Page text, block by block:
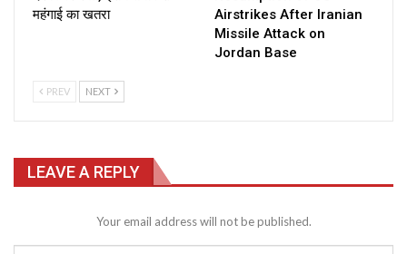
महंगाई का खतरा
Airstrikes After Iranian
Missile Attack on
Jordan Base
PREV NEXT
LEAVE A REPLY
Your email address will not be published.